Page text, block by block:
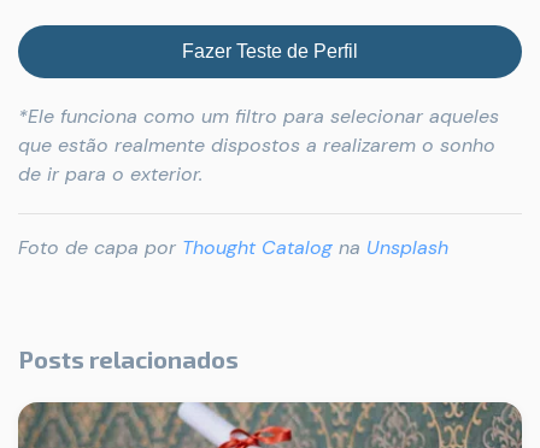
Fazer Teste de Perfil
*Ele funciona como um filtro para selecionar aqueles
que estão realmente dispostos a realizarem o sonho
de ir para o exterior.
Foto de capa por Thought Catalog na Unsplash
Posts relacionados